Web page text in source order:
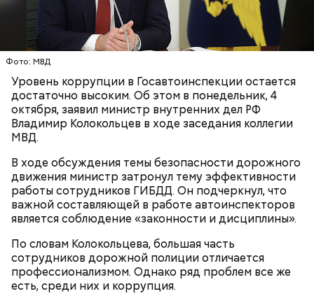
Фото: МВД
Уровень коррупции в Госавтоинспекции остается
достаточно высоким. Об этом в понедельник, 4
октября, заявил министр внутренних дел РФ
Владимир Колокольцев в ходе заседания коллегии
МВД.
В ходе обсуждения темы безопасности дорожного
движения министр затронул тему эффективности
работы сотрудников ГИБДД. Он подчеркнул, что
важной составляющей в работе автоинспекторов
является соблюдение «законности и дисциплины».
По словам Колокольцева, большая часть
сотрудников дорожной полиции отличается
профессионализмом. Однако ряд проблем все же
есть, среди них и коррупция.
Автомобиль каршеринга Volkswagen врезался в
стоявшую в четвертой полосе легковушку Kia, та в
свою очередь сбила вышедшего на проезжую
часть
происшествия была повреждена легковушка
Renault.